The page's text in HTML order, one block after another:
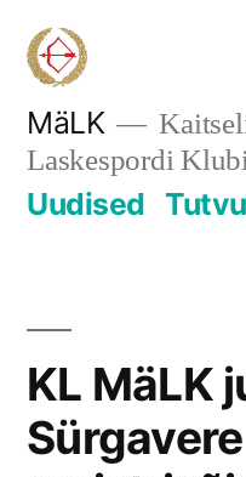
Skip
content
MäLK
Laskespordi
Uudised
KL MäLK
Sürgavere